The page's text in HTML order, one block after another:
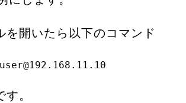
を開いたら以下のコマンド
user@192.168.11.10
。